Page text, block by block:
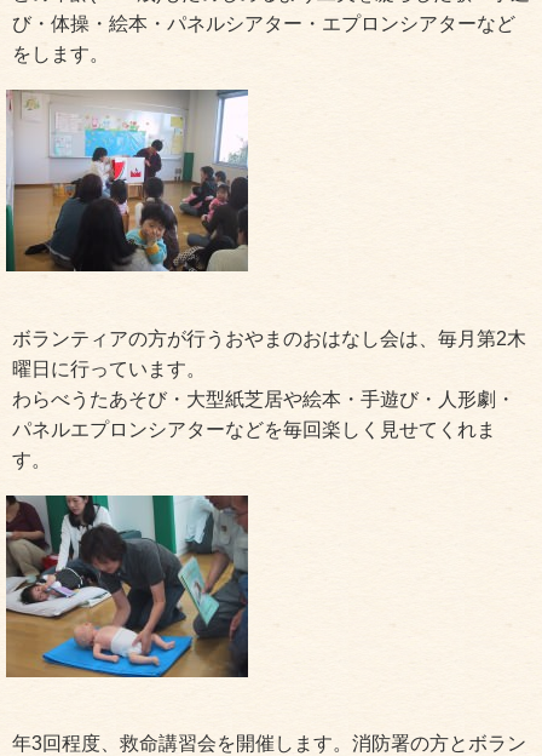
び・体操・絵本・パネルシアター・エプロンシアターなど
をします。
ボランティアの方が行うおやまのおはなし会は、毎月第2木
曜日に行っています。
わらべうたあそび・大型紙芝居や絵本・手遊び・人形劇・
パネルエプロンシアターなどを毎回楽しく見せてくれま
す。
年3回程度、救命講習会を開催します。消防署の方とボラン